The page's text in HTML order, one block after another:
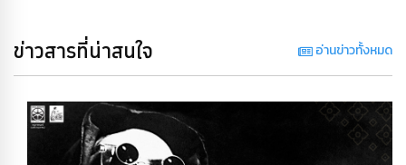
ข่าวสารที่น่าสนใจ อ่านข่าวทั้งหมด